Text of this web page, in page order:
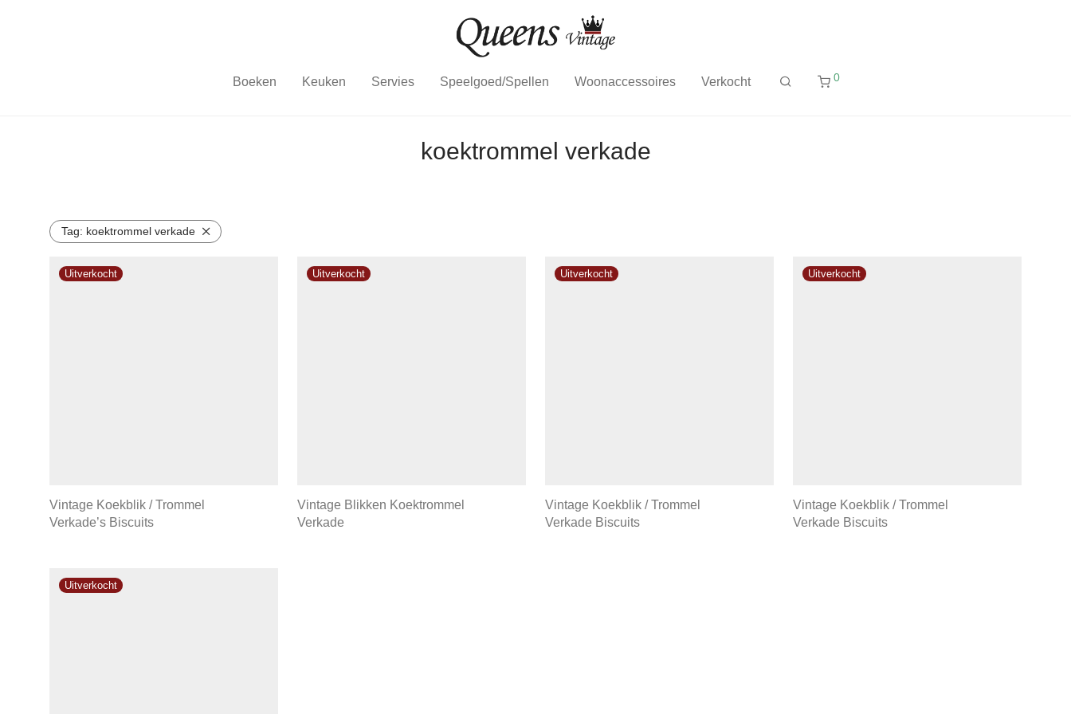
Boeken Keuken Servies Speelgoed/Spellen Woonaccessoires Verkocht 0
koektrommel verkade
Tag: koektrommel verkade
Vintage Koekblik / Trommel
Verkade’s Biscuits
Vintage Blikken Koektrommel
Verkade
Vintage Koekblik / Trommel
Verkade Biscuits
Vintage Koekblik / Trommel
Verkade Biscuits